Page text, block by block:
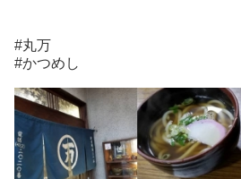
#丸万
#かつめし